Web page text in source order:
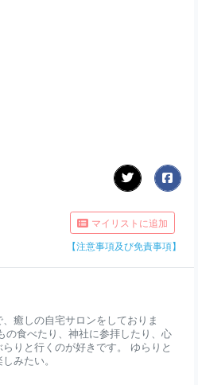
マイリストに追加
【注意事項及び免責事項】
癒しの自宅サロンをしておりま
の食べたり、神社に参拝したり、心
りと行くのが好きです。 ゆらりと
みたい。